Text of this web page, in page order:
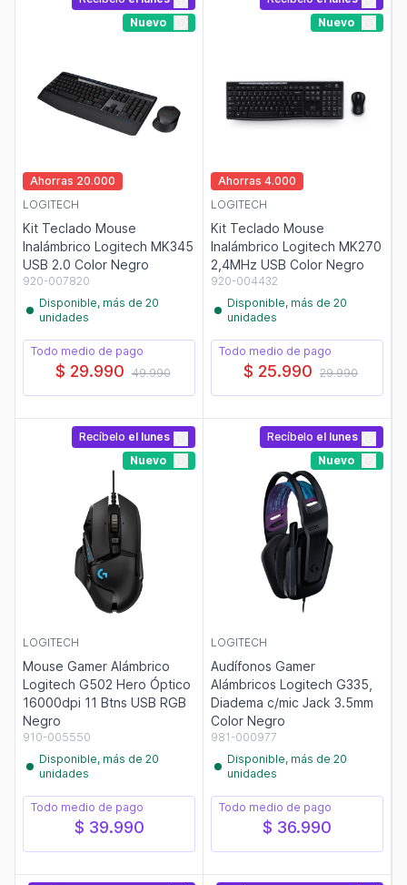
Nuevo
Ahorras 20.000
LOGITECH
Kit Teclado Mouse
Inalámbrico Logitech MK345
USB 2.0 Color Negro
920-007820
Disponible, más de 20
unidades
Todo medio de pago
$ 29.990 49.990
Nuevo
Ahorras 4.000
LOGITECH
Kit Teclado Mouse
Inalámbrico Logitech MK270
2,4MHz USB Color Negro
920-004432
Disponible, más de 20
unidades
Todo medio de pago
$ 25.990 29.990
Recíbelo el lunes
Nuevo
LOGITECH
Mouse Gamer Alámbrico
Logitech G502 Hero Óptico
16000dpi 11 Btns USB RGB
Negro
910-005550
Disponible, más de 20
unidades
Todo medio de pago
$ 39.990
Recíbelo el lunes
Nuevo
LOGITECH
Audífonos Gamer
Alámbricos Logitech G335,
Diadema c/mic Jack 3.5mm
Color Negro
981-000977
Disponible, más de 20
unidades
Todo medio de pago
$ 36.990